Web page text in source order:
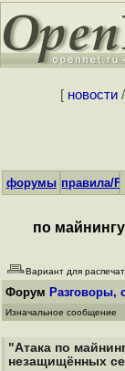
[ новости/
форумы правила/
по
Вариант для
Форум Разговоры,
Изначальное сообщение
"Атака по
незащищённых